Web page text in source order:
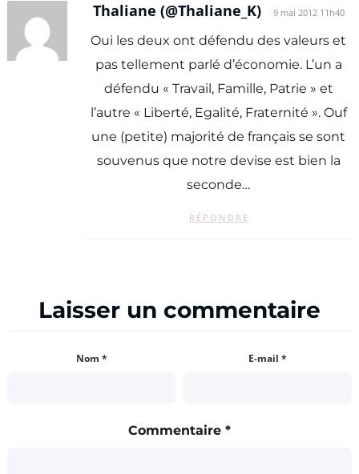
Thaliane (@Thaliane_K) 9 mai 2012 11h40
Oui les deux ont défendu des valeurs et
pas tellement parlé d’économie. L’un a
défendu « Travail, Famille, Patrie » et
l’autre « Liberté, Egalité, Fraternité ». Ouf
une (petite) majorité de français se sont
souvenus que notre devise est bien la
seconde…
RÉPONDRE
Laisser un commentaire
Nom * E-mail *
Commentaire *